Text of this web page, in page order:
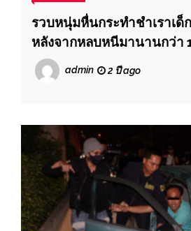
รวบหนุ่มหื่นกระทำชำเราเด็
หลังจากหลบหนีมานานกว่า
admin 2 ปี ago